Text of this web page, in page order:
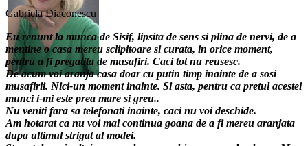
Gabriela Diaconescu
Eu renunt la munca de Sisif, lipsita de sens si plina de nervi, de a
mentine o casa mereu sclipitoare si curata, in orice moment,
pentru a fi pregatita de musafiri. Caci tot nu reusesc.
De acum voi aranja casa doar cu putin timp inainte de a sosi
musafirii. Nici-un moment inainte. Si asta, pentru ca pretul acestei
munci i-mi este prea mare si greu..
Nu veniti fara sa telefonati inainte, caci nu voi deschide.
Am hotarat ca nu voi mai continua goana de a fi mereu aranjata
dupa ultimul strigat al modei.